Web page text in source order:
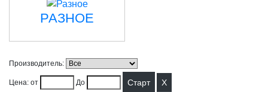
РАЗНОЕ
Производитель:
Цена: от До X